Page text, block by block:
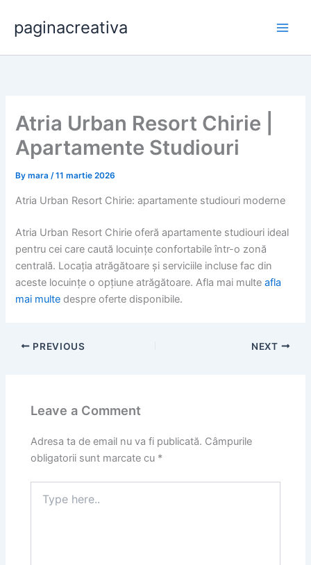
content
paginacreativa
Atria Urban Resort Chirie |
Apartamente Studiouri
Bymara/11 martie 2026
Atria Urban Resort Chirie: apartamente studiouri moderne
Atria Urban Resort Chirie oferă apartamente studiouri ideal
pentru cei care caută locuințe confortabile într-o zonă
centrală. Locația atrăgătoare și serviciile incluse fac din
aceste locuințe o opțiune atrăgătoare. Afla mai multeafla
mai multe despre oferte disponibile.
PREVIOUS NEXT
Leave a Comment
Adresa ta de email nu va fi publicată. Câmpurile
obligatorii sunt marcate cu *
here..